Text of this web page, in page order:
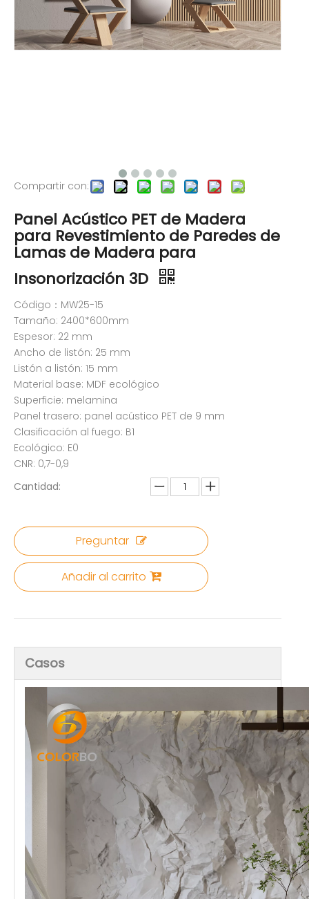
Compartir con:
Panel Acústico PET de Madera
para Revestimiento de Paredes de
Lamas de Madera para
Insonorización 3D
Código：MW25-15
Tamaño: 2400*600mm
Espesor: 22 mm
Ancho de listón: 25 mm
Listón a listón: 15 mm
Material base: MDF ecológico
Superficie: melamina
Panel trasero: panel acústico PET de 9 mm
Clasificación al fuego: B1
Ecológico: E0
CNR: 0,7-0,9
Cantidad:
Preguntar
Añadir al carrito
Casos